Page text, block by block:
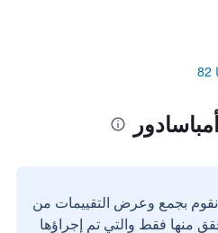
نقوم بجمع وعرض التقييمات من
منها فقط والتي تم إجراؤها